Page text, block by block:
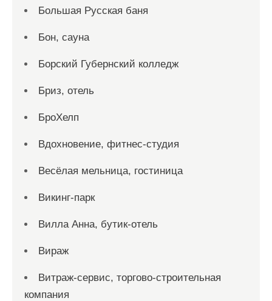
Большая Русская баня
Бон, сауна
Борский Губернский колледж
Бриз, отель
БроХелп
Вдохновение, фитнес-студия
Весёлая мельница, гостиница
Викинг-парк
Вилла Анна, бутик-отель
Вираж
Витраж-сервис, торгово-строительная
компания